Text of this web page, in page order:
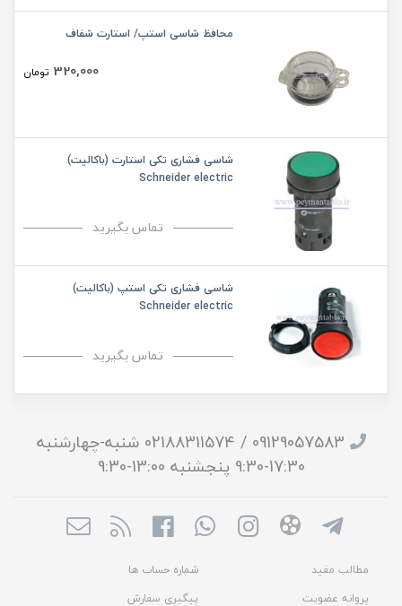
محافظ شاسی استپ/ استارت شفاف
320,000 تومان
شاسی فشاری تکی استارت (باکالیت)
Schneider electric
تماس بگیرید
شاسی فشاری تکی استپ (باکالیت)
Schneider electric
تماس بگیرید
09129057583 / 02188311574 شنبه-چهارشنبه
17:30-9:30 پنجشنبه 13:00-9:30
مطالب مفید
شماره حساب ها
پروانه عضویت
پیگیری سفارش